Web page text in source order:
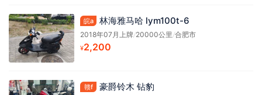
皖a 林海雅马哈 lym100t-6
2018年07月上牌/20000公里 /合肥市
¥2,200
赣f 豪爵铃木 钻豹